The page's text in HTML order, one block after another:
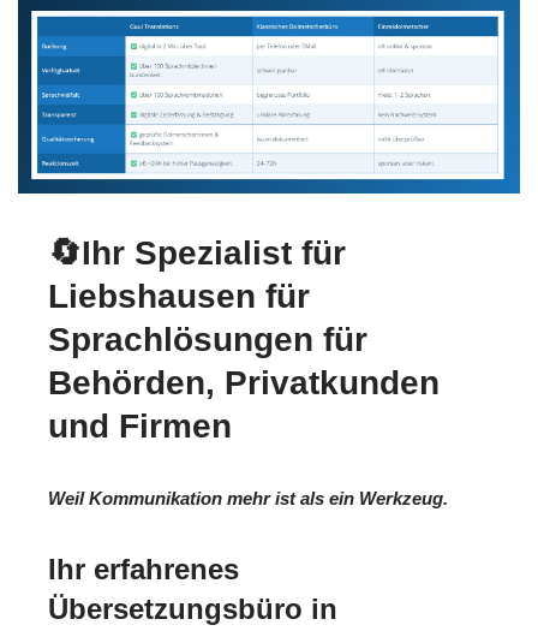
🔄Ihr Spezialist für
Liebshausen für
Sprachlösungen für
Behörden, Privatkunden
und Firmen
Weil Kommunikation mehr ist als ein Werkzeug.
Ihr erfahrenes
Übersetzungsbüro in